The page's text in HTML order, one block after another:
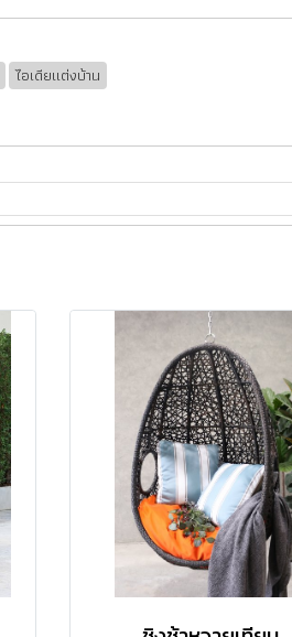
ไอเดียแต่งบ้าน